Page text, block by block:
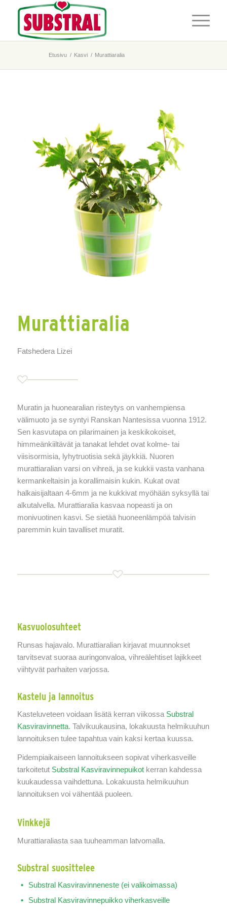
Etusivu / Kasvi / Murattiaralia
Murattiaralia
Fatshedera Lizei
Muratin ja huonearalian risteytys on vanhempiensa
välimuoto ja se syntyi Ranskan Nantesissa vuonna 1912.
Sen kasvutapa on pilarimainen ja keskikokoiset,
himmeänkiiltävät ja tanakat lehdet ovat kolme- tai
viisisormisia, lyhytruotisia sekä jäykkiä. Nuoren
murattiaralian varsi on vihreä, ja se kukkii vasta vanhana
kermankeltaisin ja korallimaisin kukin. Kukat ovat
halkaisijaltaan 4-6mm ja ne kukkivat myöhään syksyllä tai
alkutalvella. Murattiaralia kasvaa nopeasti ja on
monivuotinen kasvi. Se sietää huoneenlämpöä talvisin
paremmin kuin tavalliset muratit.
Kasvuolosuhteet
Runsas hajavalo. Murattiaralian kirjavat muunnokset
tarvitsevat suoraa auringonvaloa, vihreälehtiset lajikkeet
viihtyvät parhaiten varjossa.
Kastelu ja lannoitus
Kasteluveteen voidaan lisätä kerran viikossa Substral
Kasviravinnetta. Talvikuukausina, lokakuusta helmikuuhun
lannoituksen tulee tapahtua vain kaksi kertaa kuussa.
Pidempiaikaiseen lannoitukseen sopivat viherkasveille
tarkoitetut Substral Kasviravinnepuikotkerran kahdessa
kuukaudessa vaihdettuna. Lokakuusta helmikuuhun
lannoituksen voi vähentää puoleen.
Vinkkejä
Murattiaraliasta saa tuuheamman latvomalla.
Substral suosittelee
Substral Kasviravinneneste (ei valikoimassa)
Substral Kasviravinnepuikko viherkasveille